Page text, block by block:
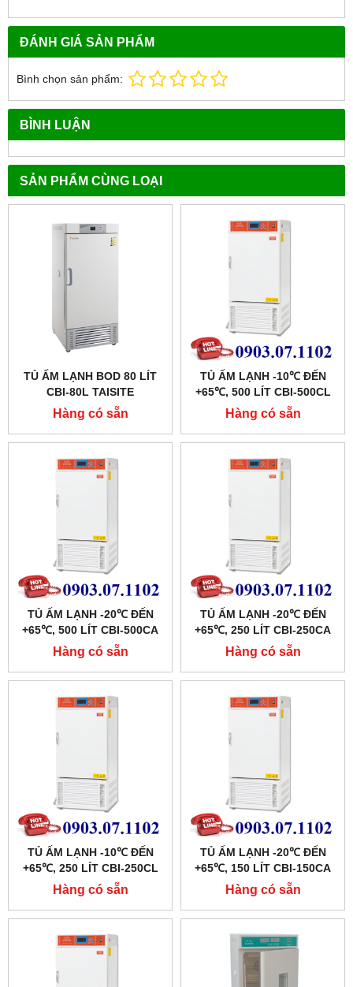
ĐÁNH GIÁ SẢN PHẨM
Bình chọn sản phẩm:
BÌNH LUẬN
SẢN PHẨM CÙNG LOẠI
TỦ ẤM LẠNH BOD 80 LÍT
CBI-80L TAISITE
Hàng có sẵn
TỦ ẤM LẠNH -10℃ ĐẾN
+65℃, 500 LÍT CBI-500CL
HÃNG TAISITE
Hàng có sẵn
TỦ ẤM LẠNH -20℃ ĐẾN
+65℃, 500 LÍT CBI-500CA
HÃNG TAISITE
Hàng có sẵn
TỦ ẤM LẠNH -20℃ ĐẾN
+65℃, 250 LÍT CBI-250CA
HÃNG TAISITE
Hàng có sẵn
TỦ ẤM LẠNH -10℃ ĐẾN
+65℃, 250 LÍT CBI-250CL
HÃNG TAISITE
Hàng có sẵn
TỦ ẤM LẠNH -20℃ ĐẾN
+65℃, 150 LÍT CBI-150CA
HÃNG TAISITE
Hàng có sẵn